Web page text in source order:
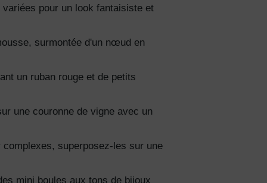
pour un look fantaisiste et
surmontée d'un nœud en
un ruban rouge et de petits
une couronne de vigne avec un
superposez-les sur une
mini boules aux tons de bijoux